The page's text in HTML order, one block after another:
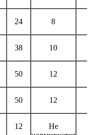
24 8
38 10
50 12
50 12
12
Не